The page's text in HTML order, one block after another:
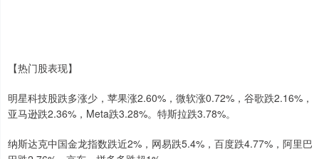
【热门股表现】
明星科技股跌多涨少，苹果涨2.60%，微软涨0.72%，谷歌跌2.16%，
亚马逊跌2.36%，Meta跌3.28%。特斯拉跌3.78%。
纳斯达克中国金龙指数跌近2%，网易跌5.4%，百度跌4.77%，阿里巴